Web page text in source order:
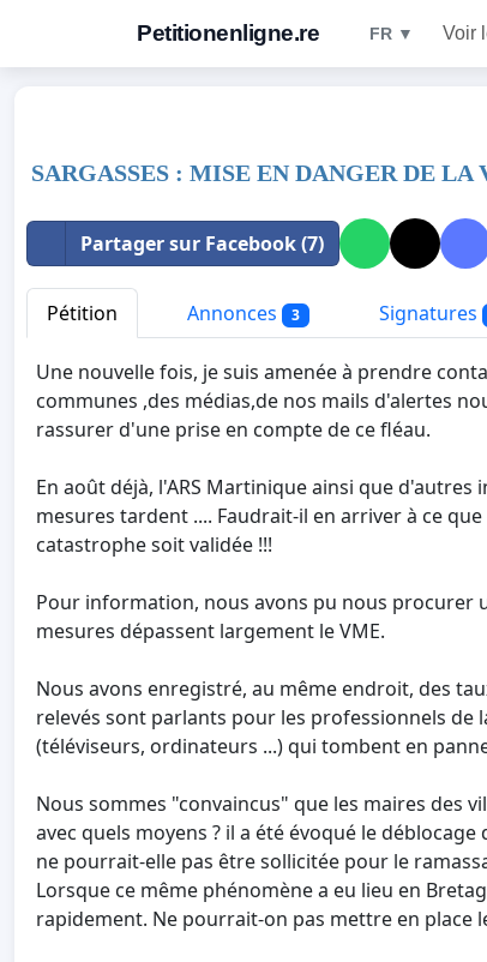
Petitionenligne.re FR ▼ Voir
SARGASSES : MISE EN DANGER DE
Partager sur Facebook (7)
Pétition Annonces 3 Signatures
Une nouvelle fois, je suis amenée à prendre
communes ,des médias,de nos mails d'alertes
rassurer d'une prise en compte de ce fléau.
En août déjà, l'ARS Martinique ainsi que
mesures tardent .... Faudrait-il en arriver à ce
catastrophe soit validée !!!
Pour information, nous avons pu nous procurer
mesures dépassent largement le VME.
Nous avons enregistré, au même endroit, des
relevés sont parlants pour les professionnels de
(téléviseurs, ordinateurs ...) qui tombent en
Nous sommes "convaincus" que les maires des
avec quels moyens ? il a été évoqué le
ne pourrait-elle pas être sollicitée pour le
Lorsque ce même phénomène a eu lieu en
rapidement. Ne pourrait-on pas mettre en place